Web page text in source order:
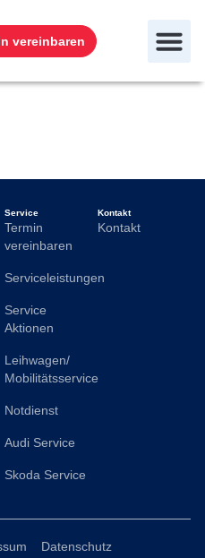
vereinbaren
Service
Termin
vereinbaren
Serviceleistungen
Service
Aktionen
Leihwagen/
Mobilitätsservice
Notdienst
Audi Service
Skoda Service
Kontakt
Kontakt
Datenschutz